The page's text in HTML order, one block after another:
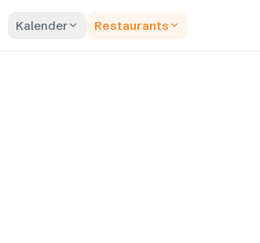
Kalender Restaurants